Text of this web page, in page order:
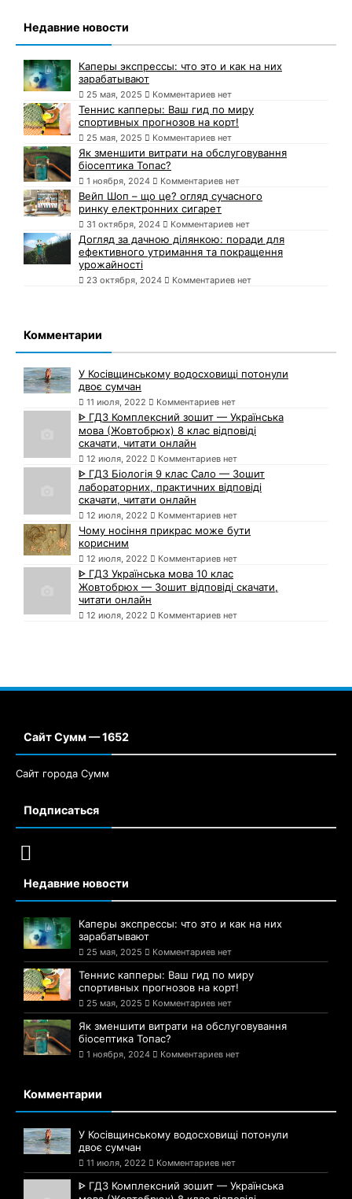
Недавние новости
Каперы экспрессы: что это и как на них
зарабатывают
25 мая, 2025 Комментариев нет
Теннис капперы: Ваш гид по миру
спортивных прогнозов на корт!
25 мая, 2025 Комментариев нет
Як зменшити витрати на обслуговування
біосептика Топас?
1 ноября, 2024 Комментариев нет
Вейп Шоп – що це? огляд сучасного
ринку електронних сигарет
31 октября, 2024 Комментариев нет
Догляд за дачною ділянкою: поради для
ефективного утримання та покращення
урожайності
23 октября, 2024 Комментариев нет
Комментарии
У Косівщинському водосховищі потонули
двоє сумчан
11 июля, 2022 Комментариев нет
ᐈ ГДЗ Комплексний зошит — Українська
мова (Жовтобрюх) 8 клас відповіді
скачати, читати онлайн
12 июля, 2022 Комментариев нет
ᐈ ГДЗ Біологія 9 клас Сало — Зошит
лабораторних, практичних відповіді
скачати, читати онлайн
12 июля, 2022 Комментариев нет
Чому носіння прикрас може бути
корисним
12 июля, 2022 Комментариев нет
ᐈ ГДЗ Українська мова 10 клас
Жовтобрюх — Зошит відповіді скачати,
читати онлайн
12 июля, 2022 Комментариев нет
Сайт Сумм — 1652
Сайт города Сумм
Подписаться
Недавние новости
Каперы экспрессы: что это и как на них
зарабатывают
25 мая, 2025 Комментариев нет
Теннис капперы: Ваш гид по миру
спортивных прогнозов на корт!
25 мая, 2025 Комментариев нет
Як зменшити витрати на обслуговування
біосептика Топас?
1 ноября, 2024 Комментариев нет
Комментарии
У Косівщинському водосховищі потонули
двоє сумчан
11 июля, 2022 Комментариев нет
ᐈ ГДЗ Комплексний зошит — Українська